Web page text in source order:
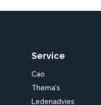
Service
Cao
Thema's
Ledenadvies